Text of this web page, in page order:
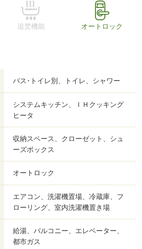
追焚機能 オートロック
バス･トイレ別、トイレ、シャワー
システムキッチン、ＩＨクッキング
ヒータ
収納スペース、クローゼット、シュ
ーズボックス
オートロック
エアコン、洗濯機置場、冷蔵庫、フ
ローリング、室内洗濯機置き場
給湯、バルコニー、エレベーター、
都市ガス